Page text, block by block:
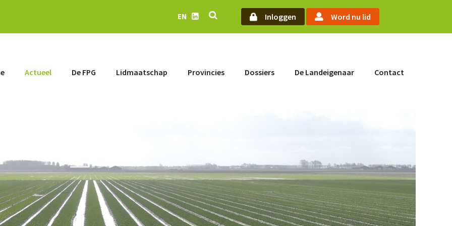
EN
Inloggen Word nu lid
Actueel De FPG Lidmaatschap Provincies Dossiers De Landeigenaar Contact
Nieuws